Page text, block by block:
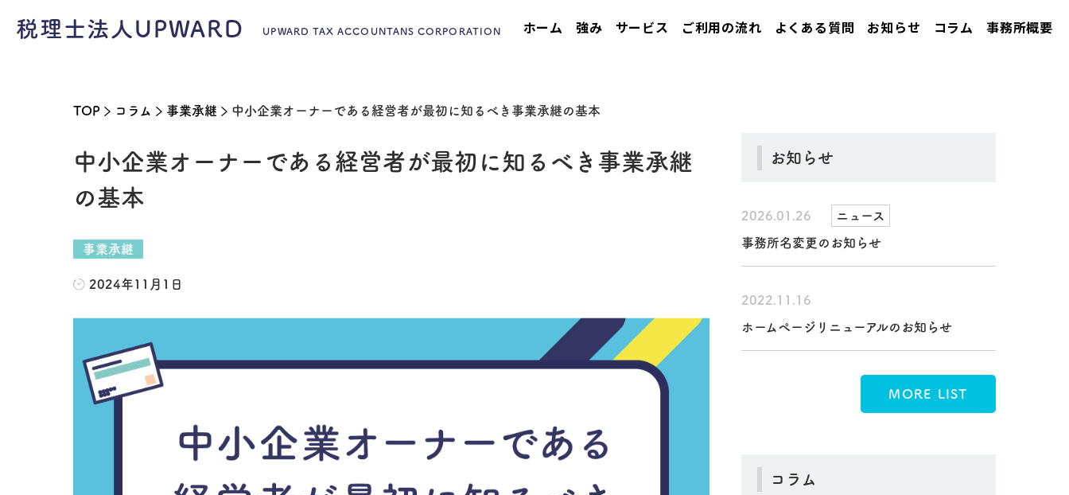
税理士法人UPWARD UPWARD TAX ACCOUNTANS CORPORATION ホーム 強み サービス ご利用の流れ よくある質問 お知らせ コラム 事務所概要
TOP コラム 事業承継 中小企業オーナーである経営者が最初に知るべき事業承継の基本
中小企業オーナーである経営者が最初に知るべき事業承継
の基本
事業承継
2024年11月1日
お知らせ
2026.01.26 ニュース
事務所名変更のお知らせ
2022.11.16
ホームページリニューアルのお知らせ
MORE LIST
コラム